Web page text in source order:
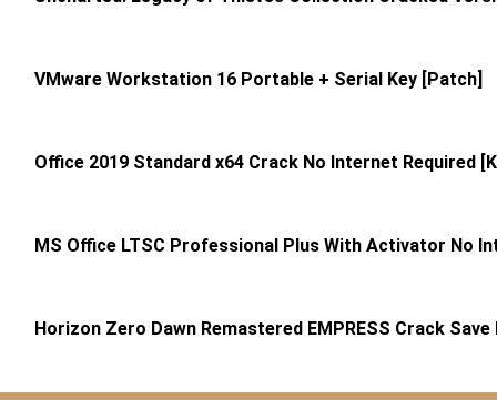
VMware Workstation 16 Portable + Serial Key [Patch]
Office 2019 Standard x64 Crack No Internet Required
MS Office LTSC Professional Plus With Activator No
Horizon Zero Dawn Remastered EMPRESS Crack